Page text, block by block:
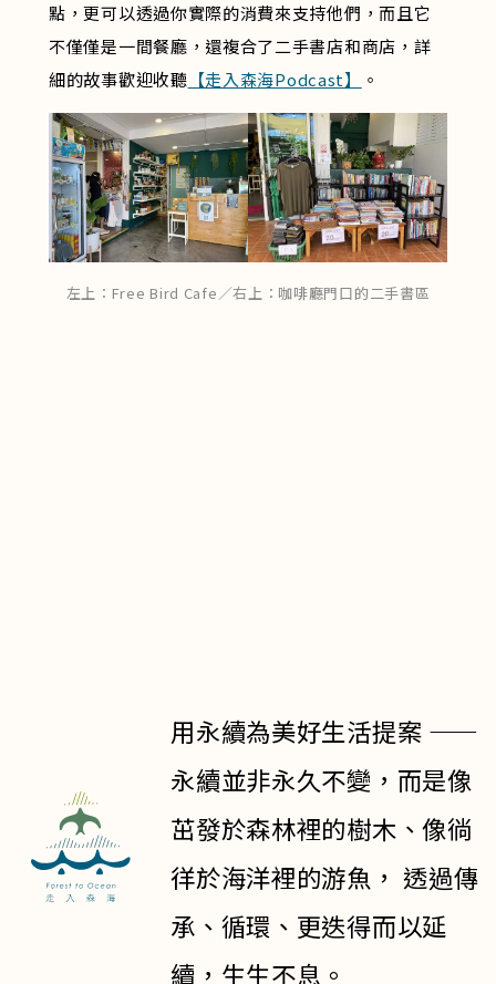
點，更可以透過你實際的消費來支持他們，而且它
不僅僅是一間餐廳，還複合了二手書店和商店，詳
細的故事歡迎收聽 【走入森海Podcast】 。
左上：Free Bird Cafe／右上：咖啡廳門口的二手書區
用永續為美好生活提案 ——
永續並非永久不變，而是像
茁發於森林裡的樹木、像徜
徉於海洋裡的游魚， 透過傳
承、循環、更迭得而以延
續，生生不息。